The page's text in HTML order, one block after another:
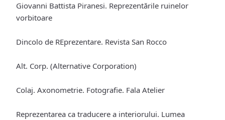
Giovanni Battista Piranesi. Reprezentările ruinelor
vorbitoare
Dincolo de REprezentare. Revista San Rocco
Alt. Corp. (Alternative Corporation)
Colaj. Axonometrie. Fotografie. Fala Atelier
Reprezentarea ca traducere a interiorului. Lumea